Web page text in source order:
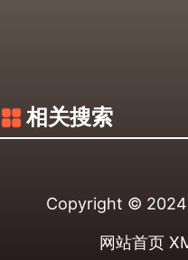
相关搜索
Copyright © 2024
网站首页